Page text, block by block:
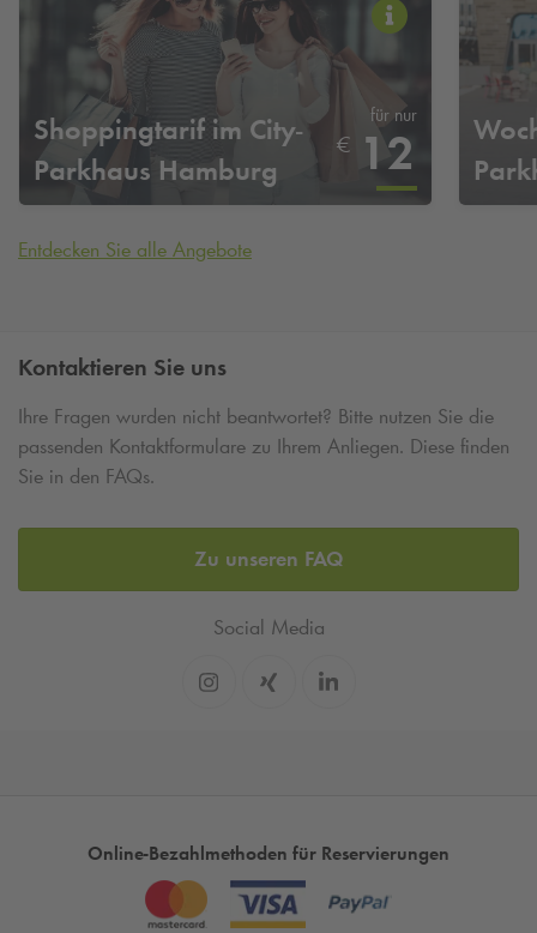
Shoppingtarif im City-
Parkhaus Hamburg
für nur
€ 12
Entdecken Sie alle Angebote
Kontaktieren Sie uns
Ihre Fragen wurden nicht beantwortet? Bitte nutzen Sie die
passenden Kontaktformulare zu Ihrem Anliegen. Diese finden
Sie in den FAQs.
Zu unseren FAQ
Social Media
Online-Bezahlmethoden für Reservierungen